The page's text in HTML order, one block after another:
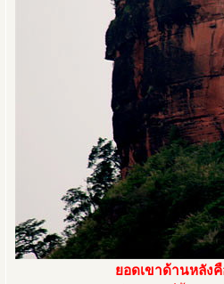
ยอดเขาด้านหลัง